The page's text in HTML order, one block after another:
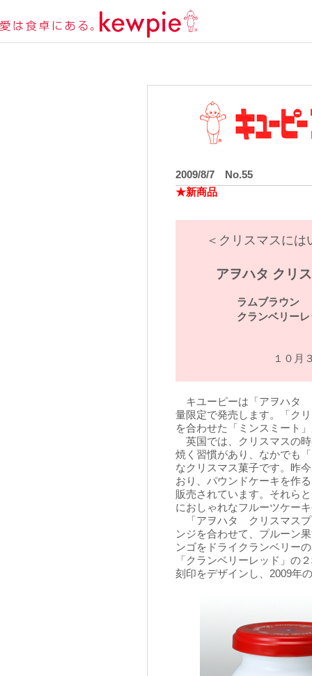
2009/8/7 No.55
★新商品
＜クリスマスに
アヲハタ クリ
ラムブラウン
クランベリ
１０月
キユーピーは「アヲハタ
量限定で発売します。「ク
を合わせた「ミンスミート
英国では、クリスマスの
焼く習慣があり、なかでも
なクリスマス菓子です。昨
おり、パウンドケーキを作
販売されています。それら
におしゃれなフルーツケー
「アヲハタ クリスマスプ
ンジを合わせて、プルーン
ンゴをドライクランベリー
「クランベリーレッド」の
刻印をデザインし、2009年